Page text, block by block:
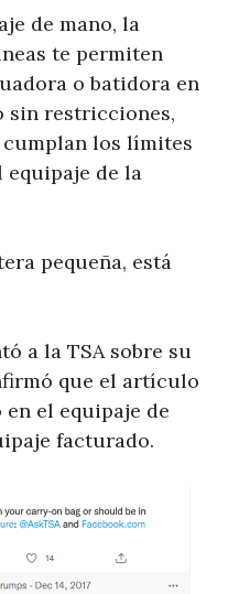
de mano, la
te permiten
o batidora en
sin restricciones,
los límites
equipaje de la
pequeña, está
a la TSA sobre su
que el artículo
el equipaje de
facturado.